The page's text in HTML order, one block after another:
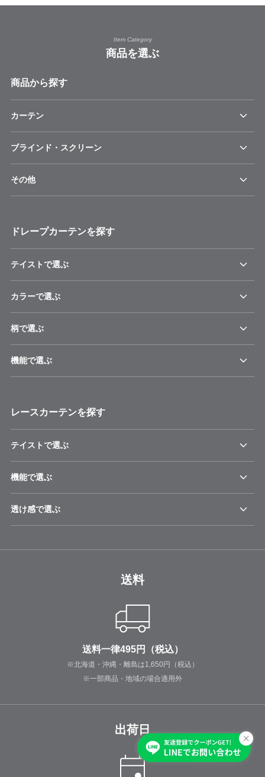
Item Category
商品を選ぶ
商品から探す
カーテン
ブラインド・スクリーン
その他
ドレープカーテンを探す
テイストで選ぶ
カラーで選ぶ
柄で選ぶ
機能で選ぶ
レースカーテンを探す
テイストで選ぶ
機能で選ぶ
透け感で選ぶ
送料
送料一律495円（税込）
※北海道・沖縄・離島は1,650円（税込）
※一部商品・地域の場合適用外
出荷日